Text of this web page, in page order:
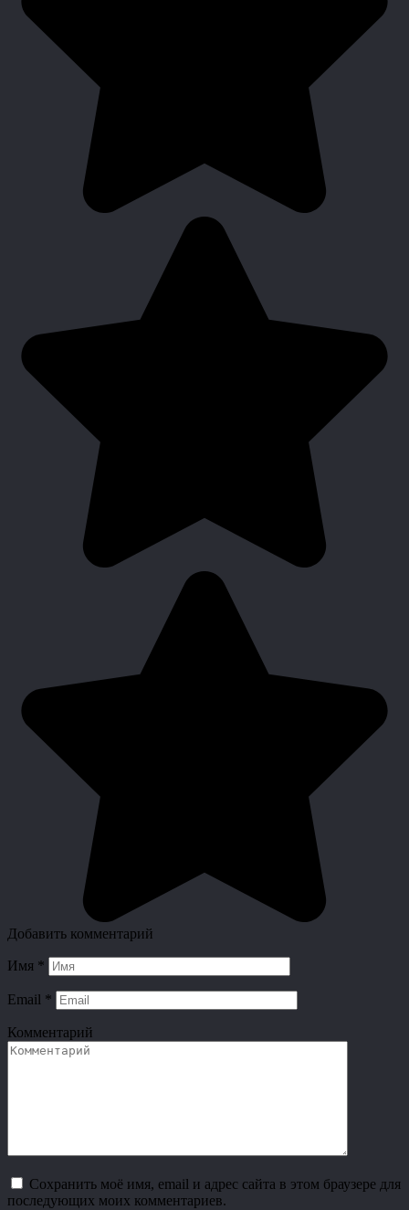
Добавить комментарий
Имя *
Email *
Комментарий
Сохранить моё имя, email и адрес сайта в этом браузере для
последующих моих комментариев.